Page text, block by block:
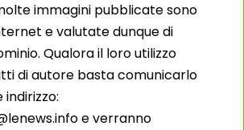
immagini pubblicate sono
e valutate dunque di
Qualora il loro utilizzo
di autore basta comunicarlo
e verranno